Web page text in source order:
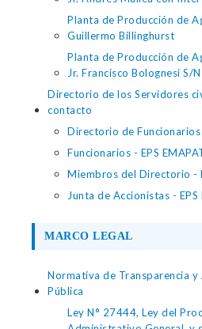
Planta de Producción de
Guillermo Billinghurst
Planta de Producción de
Jr. Francisco Bolognesi S/
Directorio de los Servidores
contacto
Directorio de Funcionarios
Funcionarios - EPS
Miembros del Directorio -
Junta de Accionistas - EPS
MARCO LEGAL
Normativa de Transparencia y
Pública
Ley N° 27444, Ley del